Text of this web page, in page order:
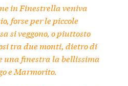
in Finestrellaveniva
forse per le piccole
si veggono, o piuttosto
tra due monti, dietro di
una finestra la bellissima
e Marmorito.